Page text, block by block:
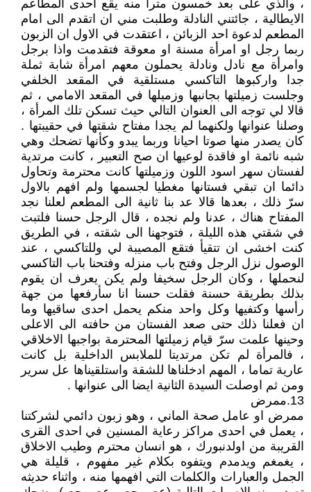
، والذي على بعد خمسون مترا منه يقع احدى المطاعم
الايطالية ، جائتني النادلة وطلبت مني ان اتقدم الى امام
المطعم لدعوة احد الزبائن ، اعتقدت في الاول ان الزبون
ربما رجل او امرأة مسنة او معوقة فتقدمت واذا برجل
وامرأة مع نادل ونادلة يحملون معهم امرأة شابة ثملة
جدا واركبوها التاكسي مستلقية في المقعد الخلفي
وجلست زميلتها بجانبها وزميلها في المقعد الامامي ، ثم
قالا لي توجه الى العنوان التالي حيث تسكن تلك المرأة ،
وصلنا عنوانها ولكنهما لم يجدا مفتاح شقتها في حقيبتها .
كان يصدر منها صوتا احيانا وربما يبدو وكأنها تضحك وهي
شبه نائمة او فاقدة لوعيها ان صح التعبير ، كانت مرتدية
لفستان سهر اسود اللون وزميلتها كانت محترمة وتحاول
دائما ان تبقي فستانها مغطيا لجسمها ولم افهم بالاول
سرّ ذلك ، بعدها قالا عد بنا ثانية الى المطعم لعلنا نجد
المفتاح هناك ، عدنا ولم نجده ، قال الرجل حسنا فلتبت
في شقتي هذه الليلة ، فتوجهنا الى شقته ، في الطريق
كنت اخشى ان تتقيأ فتقع المصيبة لي وللتاكسي ، عند
الوصول نزل الرجل وفتح باب منزله وفتحنا باب التاكسي
لنحملها ، وكان الرجل سخيفا ولم يكن يعرف ان يقوم
بذلك بطريقة حسنة فقلت حسنا انا سأرفعها من جهة
رأسها وكتفيها وكل واحد منكم يحمل احدى ساقيها وما
ان فعلنا ذلك حتى صعد الفستان من حافته الى الاعلى
وحينها علمت سرّ قيام زميلتها المحترمة بواجبها الاخلاقي
، فالمرأة لم تكن مرتديتا للملابس الداخلية بل كانت
عارية تماما ، المهم ادخلناها للشقة واستلقيناها عل سرير
ومن ثم اوصلت السيدة الثانية ايضا الى عنوانها .
13.ممرض
ممرض او عامل صحة الماني ، وهو زبون دائمي لشركتنا
، يعمل في احدى مراكز رعاية المسنين في احدى القرى
القريبة من اولدنبورك ، هو انسان محترم وطيب الاخلاق
، يغمغم ويدمدم ويتفوه بكلام غير مفهوم ، قليلة هي
الجمل والعبارات والكلمات التي افهمها منه ، واثناء حديثه